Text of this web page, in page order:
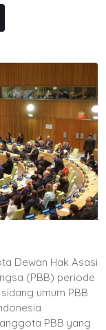
Dewan Hak Asasi
(PBB) periode
umum PBB
PBB yang